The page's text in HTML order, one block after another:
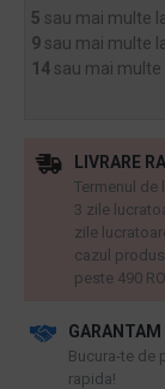
5 sau mai multe
9 sau mai multe
14 sau mai multe
​Bucura-te de
rapida!
LIVRARE
Termenul de
3 zile
zile
cazul
peste 490